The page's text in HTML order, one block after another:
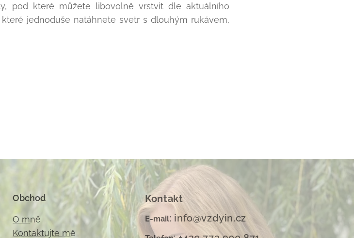
pod které můžete libovolně vrstvit dle aktuálního
jednoduše natáhnete svetr s dlouhým rukávem,
Obchod
O mně
Kontaktujte mě
Kontakt
E-mail: info@vzdyin.cz